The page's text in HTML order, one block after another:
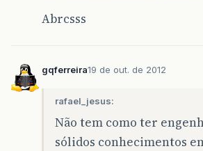
Abrcsss
gqferreira19 de out. de 2012
rafael_jesus:
Não tem como ter
sólidos conhecimentos